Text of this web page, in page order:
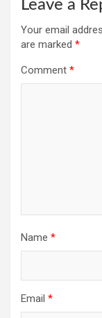
Leave a
Your email
are marked *
Comment *
Name *
Email *